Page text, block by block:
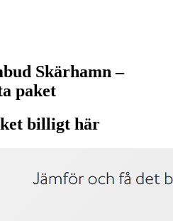
Skärhamn –
paket
billigt här